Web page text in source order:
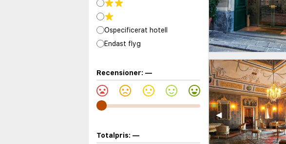
Ospecificerat hotell
Endast flyg
Recensioner: —
Totalpris: —
◀︎